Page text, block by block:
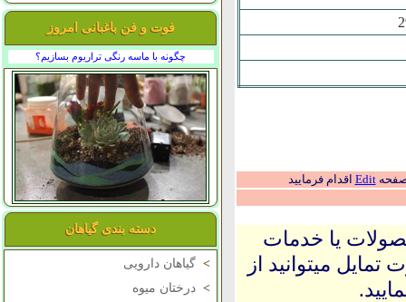
فوت و فن باغبانی امروز
چگونه با ماسه رنگی تراریوم بسازیم؟
دسته بندی گیاهان
> گیاهان دارویی
> درختان میوه
صفحهEdit اقدام فرمایید
یا خدمات
میتوانید از